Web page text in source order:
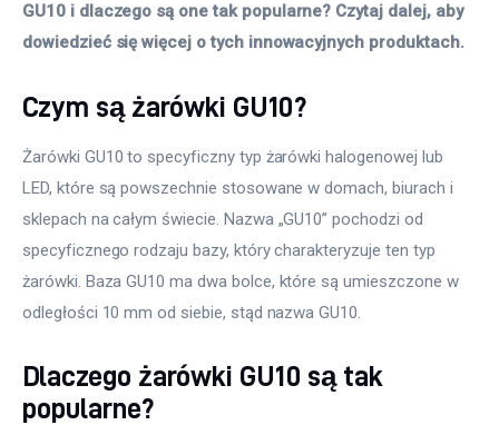
GU10 i dlaczego są one tak popularne? Czytaj dalej, aby
dowiedzieć się więcej o tych innowacyjnych produktach.
Czym są żarówki GU10?
Żarówki GU10 to specyficzny typ żarówki halogenowej lub
LED, które są powszechnie stosowane w domach, biurach i
sklepach na całym świecie. Nazwa „GU10” pochodzi od
specyficznego rodzaju bazy, który charakteryzuje ten typ
żarówki. Baza GU10 ma dwa bolce, które są umieszczone w
odległości 10 mm od siebie, stąd nazwa GU10.
Dlaczego żarówki GU10 są tak
popularne?